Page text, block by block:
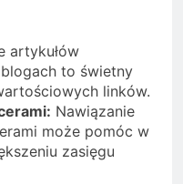
artykułów
to świetny
linków.
Nawiązanie
może pomóc w
zasięgu